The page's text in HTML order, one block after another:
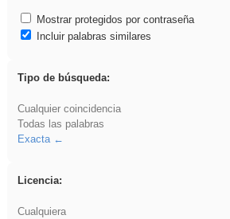
Mostrar protegidos por contraseña
Incluir palabras similares
Tipo de búsqueda:
Cualquier coincidencia
Todas las palabras
Exacta
Licencia:
Cualquiera